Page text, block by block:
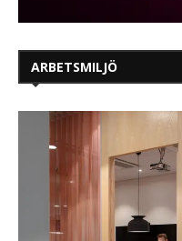
ARBETSMILJÖ